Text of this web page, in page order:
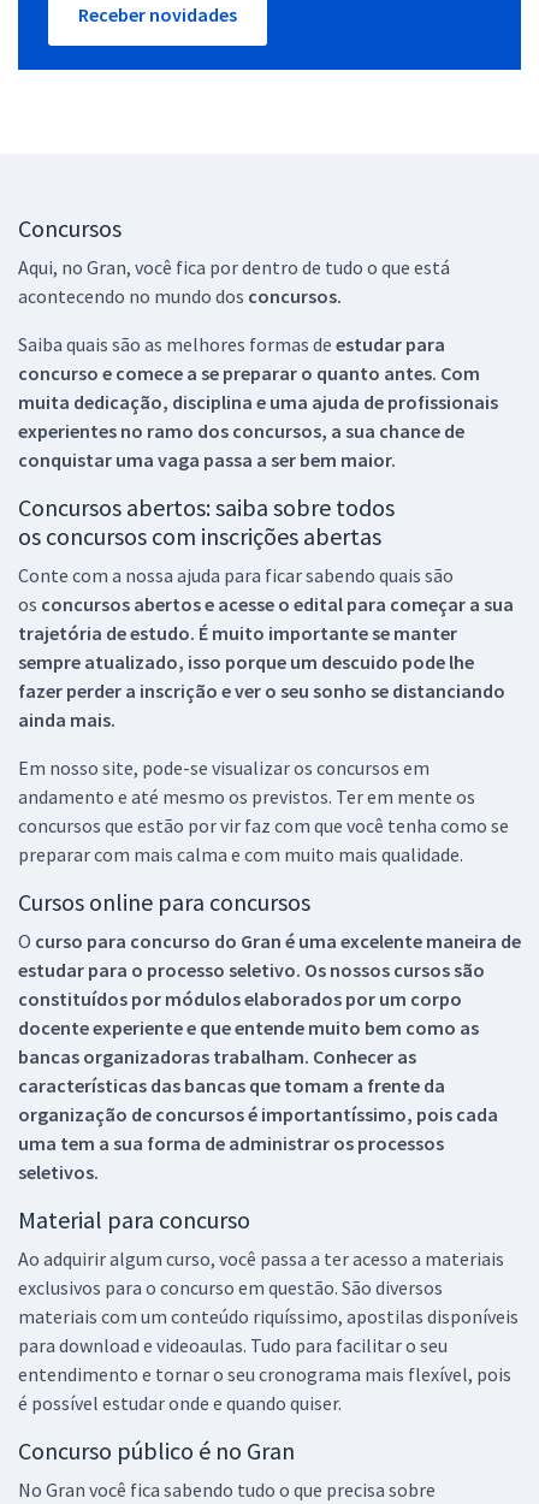
Receber novidades
Concursos
Aqui, no Gran, você fica por dentro de tudo o que está
acontecendo no mundo dos concursos.
Saiba quais são as melhores formas de estudar para
concurso e comece a se preparar o quanto antes. Com
muita dedicação, disciplina e uma ajuda de profissionais
experientes no ramo dos concursos, a sua chance de
conquistar uma vaga passa a ser bem maior.
Concursos abertos: saiba sobre todos
os concursos com inscrições abertas
Conte com a nossa ajuda para ficar sabendo quais são
os concursos abertos e acesse o edital para começar a sua
trajetória de estudo. É muito importante se manter
sempre atualizado, isso porque um descuido pode lhe
fazer perder a inscrição e ver o seu sonho se distanciando
ainda mais.
Em nosso site, pode-se visualizar os concursos em
andamento e até mesmo os previstos. Ter em mente os
concursos que estão por vir faz com que você tenha como se
preparar com mais calma e com muito mais qualidade.
Cursos online para concursos
O curso para concurso do Gran é uma excelente maneira de
estudar para o processo seletivo. Os nossos cursos são
constituídos por módulos elaborados por um corpo
docente experiente e que entende muito bem como as
bancas organizadoras trabalham. Conhecer as
características das bancas que tomam a frente da
organização de concursos é importantíssimo, pois cada
uma tem a sua forma de administrar os processos
seletivos.
Material para concurso
Ao adquirir algum curso, você passa a ter acesso a materiais
exclusivos para o concurso em questão. São diversos
materiais com um conteúdo riquíssimo, apostilas disponíveis
para download e videoaulas. Tudo para facilitar o seu
entendimento e tornar o seu cronograma mais flexível, pois
é possível estudar onde e quando quiser.
Concurso público é no Gran
No Gran você fica sabendo tudo o que precisa sobre